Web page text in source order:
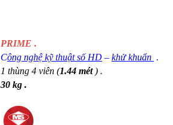
PRIME .
Công nghệ kỹ thuật số HD – khử khuẩn .
1 thùng 4 viên (1.44 mét) .
30 kg .